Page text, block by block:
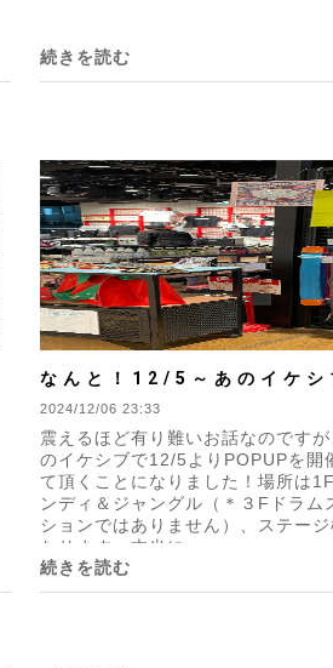
続きを読む
なんと！12/5～あのイケシ
POPUPスタート！
2024/12/06 23:33
震えるほど有り難いお話なのですが
のイケシブで12/5よりPOPUPを開
て頂くことになりました！場所は
ンディ＆ジャングル（＊３Fドラム
ションではありません）、ステージ
なります。本当に...
続きを読む